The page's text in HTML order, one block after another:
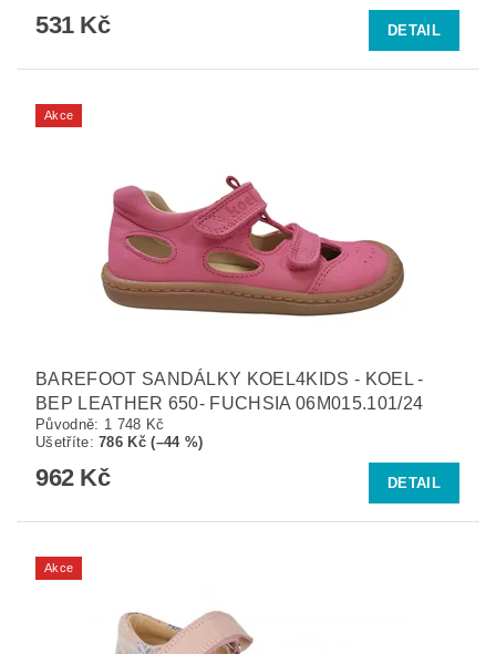
531 Kč DETAIL
Akce
BAREFOOT SANDÁLKY KOEL4KIDS - KOEL -
BEP LEATHER 650- FUCHSIA 06M015.101/24
Původně: 1 748 Kč
Ušetříte:786 Kč (–44 %)
962 Kč DETAIL
Akce